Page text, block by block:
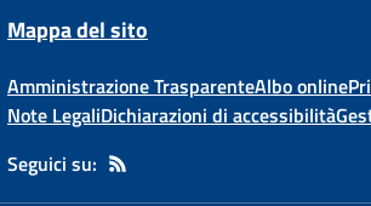
Mappa del sito
Amministrazione TrasparenteAlbo online
Note LegaliDichiarazioni di accessibilità
Seguici su: